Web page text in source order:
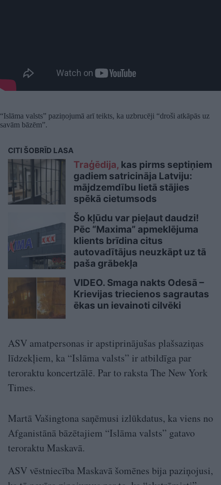
“Islāma valsts” paziņojumā arī teikts, ka uzbrucēji “droši atkāpās uz
savām bāzēm”.
CITI ŠOBRĪD LASA
Traģēdija, kas pirms septiņiem
gadiem satricināja Latviju:
mājdzemdību lietā stājies
spēkā cietumsods
Šo kļūdu var pieļaut daudzi!
Pēc “Maxima” apmeklējuma
klients brīdina citus
autovadītājus neuzkāpt uz tā
paša grābekļa
VIDEO. Smaga nakts Odesā –
Krievijas triecienos sagrautas
ēkas un ievainoti cilvēki
ASV amatpersonas ir apstiprinājušas plašsaziņas
līdzekļiem, ka “Islāma valsts” ir atbildīga par
teroraktu koncertzālē. Par to raksta The New York
Times.
Martā Vašingtona saņēmusi izlūkdatus, ka viens no
Afganistānā bāzētajiem “Islāma valsts” gatavo
teroraktu Maskavā.
ASV vēstniecība Maskavā šomēnes bija paziņojusi,